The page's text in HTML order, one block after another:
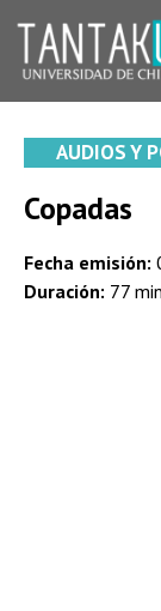
content
AUDIOS Y
Copadas
Fecha emisión:
Duración: 77